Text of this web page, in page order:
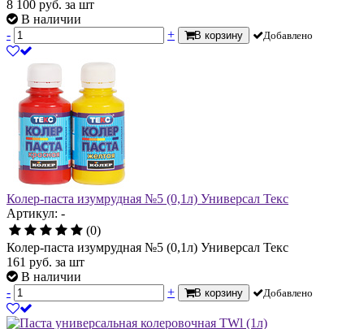
8 100 руб. за шт
В наличии
-
+ В корзину Добавлено
Колер-паста изумрудная №5 (0,1л) Универсал Текс
Артикул: -
(0)
Колер-паста изумрудная №5 (0,1л) Универсал Текс
161 руб. за шт
В наличии
-
+ В корзину Добавлено